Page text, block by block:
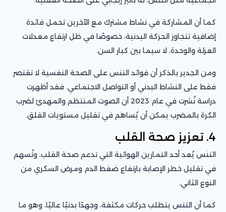
كما أن المشاركة في نشاط مشترك مع الآخرين تحمل فائدة
إضافية تتجاوز الحركة البدنية، خصوصًا في ظل ارتفاع معدلات
العزلة والوحدة، لا سيما بين كبار السن.
ومن الجدير بالذكر أن فوائد التنس على الصحة النفسية لا تقتصر
فقط على النشاط البدني أو التواصل الاجتماعي. فقد أظهرت
دراسة نُشرت في عام 2023 أن الصوت المنتظم والمهدئ لضرب
الكرة بالمضرب يمكن أن يُساهم في تقليل مستويات القلق.
4. تعزيز صحة القلب
التنس يُعد أحد التمارين الهوائية التي تدعم صحة القلب، وتُسهم
في تقليل خطر الإصابة بارتفاع ضغط الدم ومرض السكري من
النوع الثاني.
كما أن التنس يتطلب حركات مكثفة، وجهدًا بدنيًا عاليًا، وهو ما